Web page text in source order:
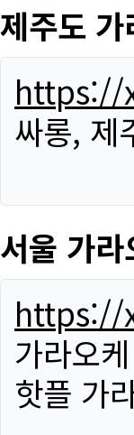
제주도 가
https://
싸롱, 제
서울 가라
https://
가라오
핫플 가